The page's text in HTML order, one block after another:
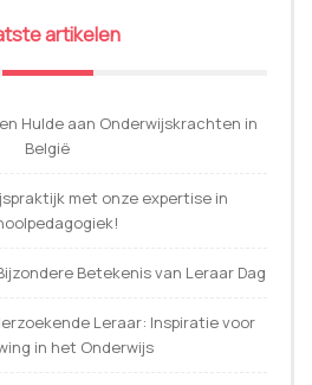
artikelen
Hulde aan Onderwijskrachten in
België
met onze expertise in
Betekenis van Leraar Dag
Leraar: Inspiratie voor
in het Onderwijs